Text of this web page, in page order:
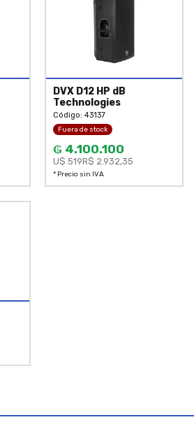
DVX D12 HP dB
Technologies
Código: 43137
Fuera de stock
₲ 4.100.100
U$ 519R$ 2.932,35
* Precio sin IVA